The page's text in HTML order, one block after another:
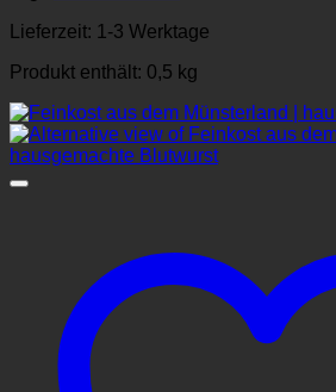
Lieferzeit: 1-3 Werktage
Produkt enthält: 0,5 kg